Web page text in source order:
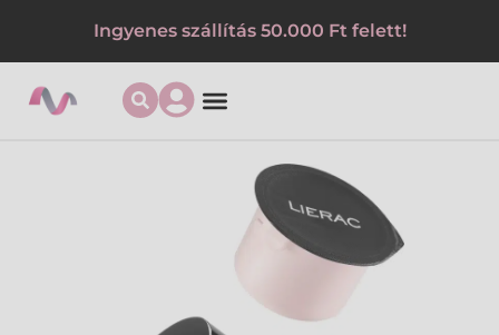
Ingyenes szállítás 50.000 Ft felett!